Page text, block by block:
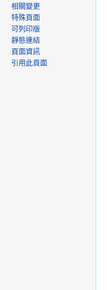
相關變更
特殊頁面
可列印版
靜態連結
頁面資訊
引用此頁面